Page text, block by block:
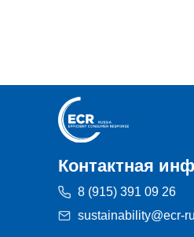
8 (915) 391 09 26
sustainability@ecr-
Контактная